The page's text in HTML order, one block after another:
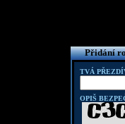
Přidání
TVÁ
OPIŠ